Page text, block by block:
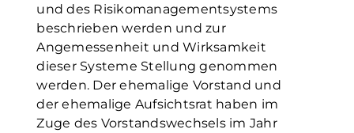
und des Risikomanagementsystems
beschrieben werden und zur
Angemessenheit und Wirksamkeit
dieser Systeme Stellung genommen
werden. Der ehemalige Vorstand und
der ehemalige Aufsichtsrat haben im
Zuge des Vorstandswechsels im Jahr